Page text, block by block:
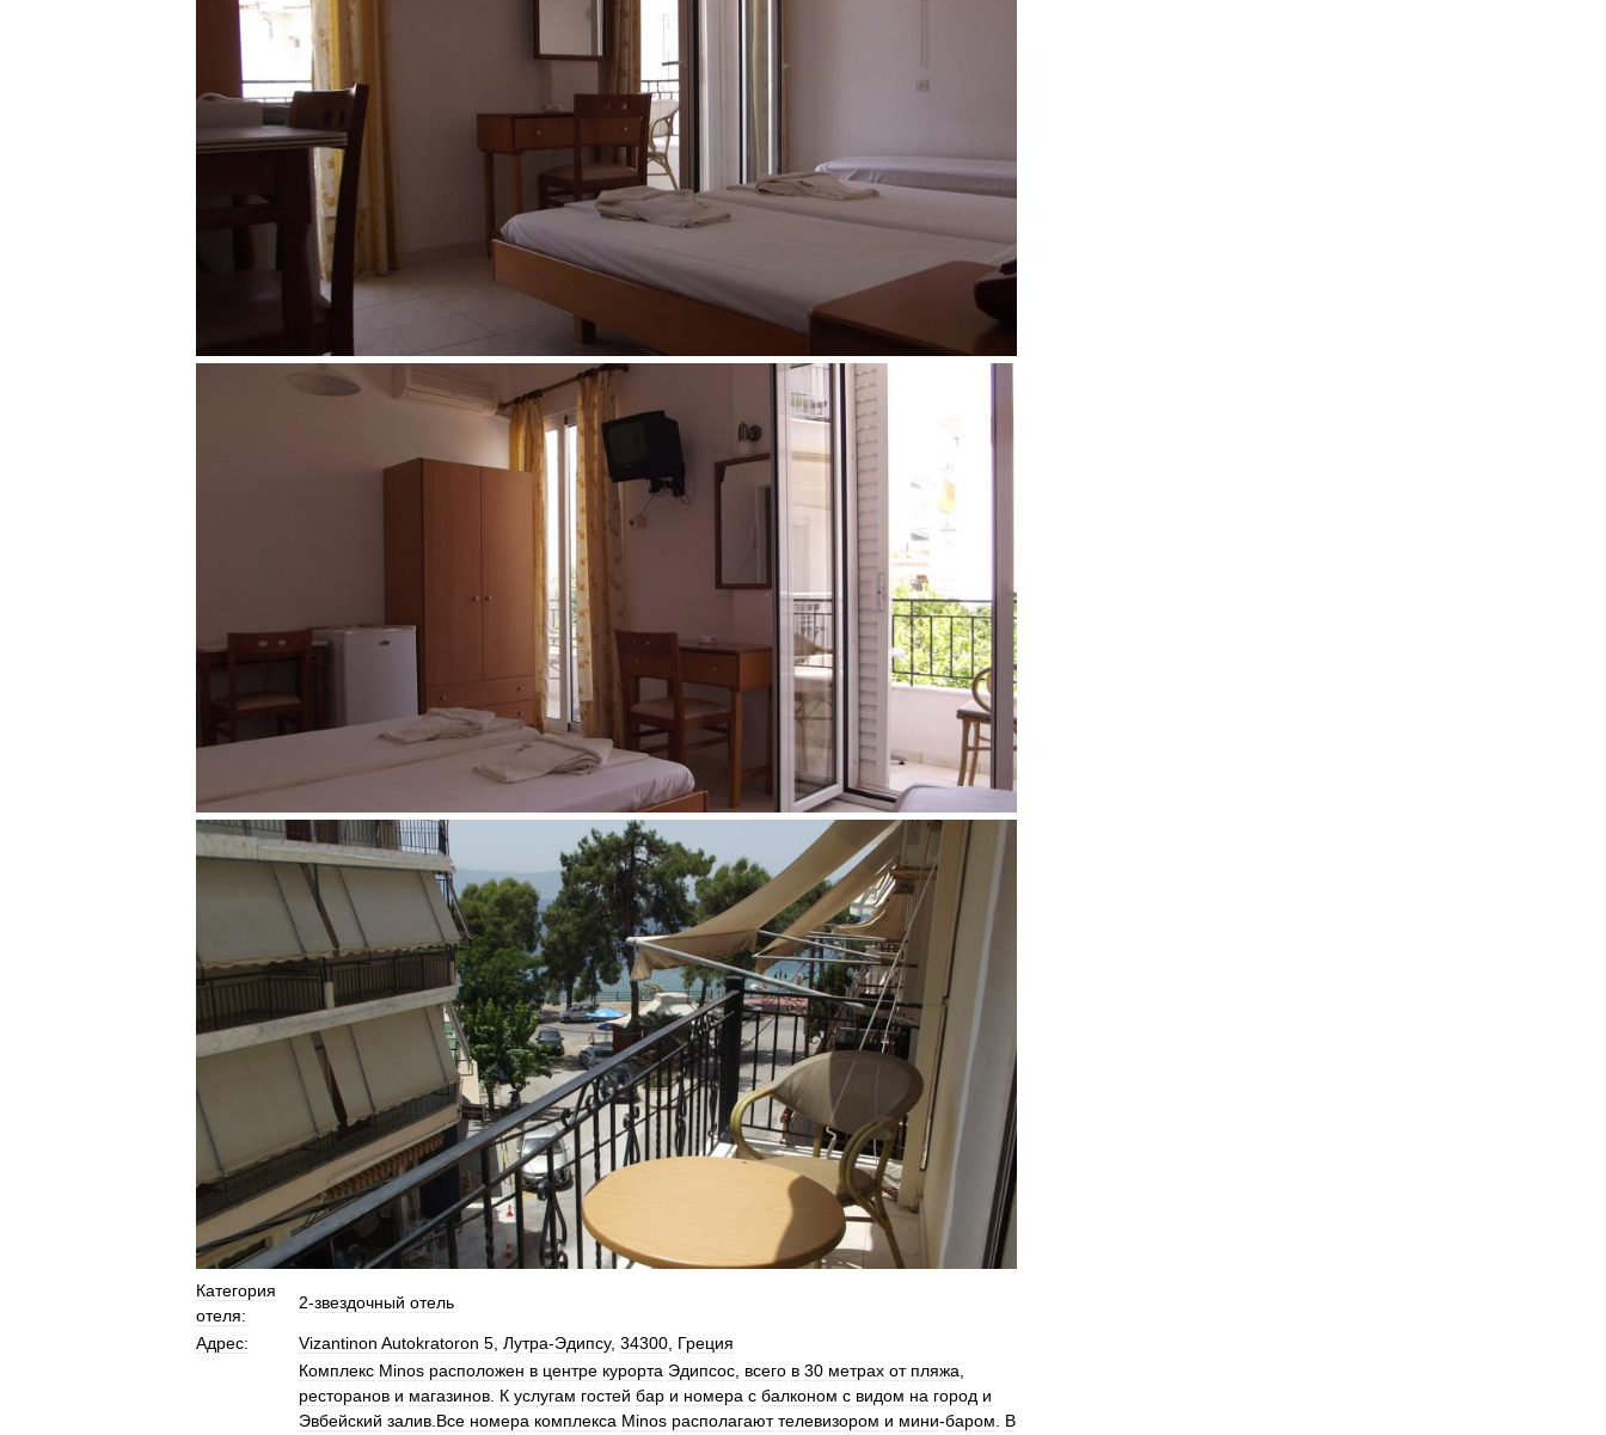
Категория
отеля:
2-звездочный отель
Адрес: Vizantinon Autokratoron 5 Лутра-Эдипсу, 34300 Греция
Комплекс Minos расположен в центре курорта Эдипсос всего в 30 метрах от пляжа
ресторанов и магазинов К услугам гостей бар и номера с балконом с видом на город и
Эвбейский залив Все номера комплекса Minos располагают телевизором и мини-баром
В